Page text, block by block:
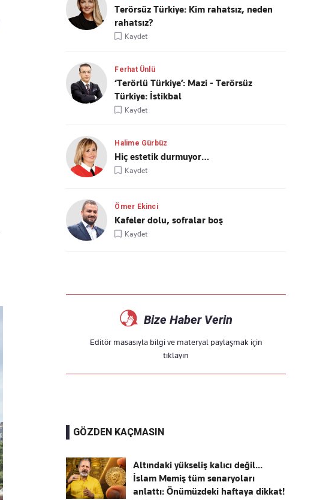
Terörsüz Türkiye: Kim rahatsız, neden
rahatsız?
Kaydet
Ferhat Ünlü
‘Terörlü Türkiye’: Mazi - Terörsüz
Türkiye: İstikbal
Kaydet
Halime Gürbüz
Hiç estetik durmuyor…
Kaydet
Ömer Ekinci
Kafeler dolu, sofralar boş
Kaydet
Bize Haber Verin
Editör masasıyla bilgi ve materyal paylaşmak için
tıklayın
GÖZDEN KAÇMASIN
Altındaki yükseliş kalıcı değil...
İslam Memiş tüm senaryoları
anlattı: Önümüzdeki haftaya dikkat!